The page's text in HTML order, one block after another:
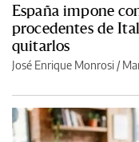
España impone
procedentes de
quitarlos
José Enrique Monrosi /